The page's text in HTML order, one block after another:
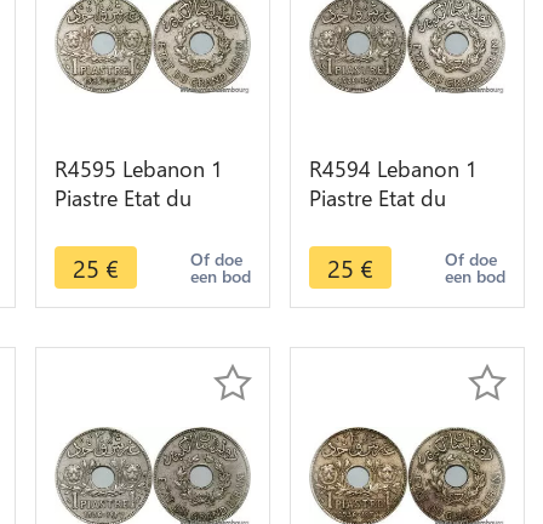
R4595 Lebanon 1
Piastre Etat du
Paris -> Make offer
25 € Of doe
een bod
R4594 Lebanon 1
Piastre Etat du
Paris -> Make offer
25 € Of doe
een bod